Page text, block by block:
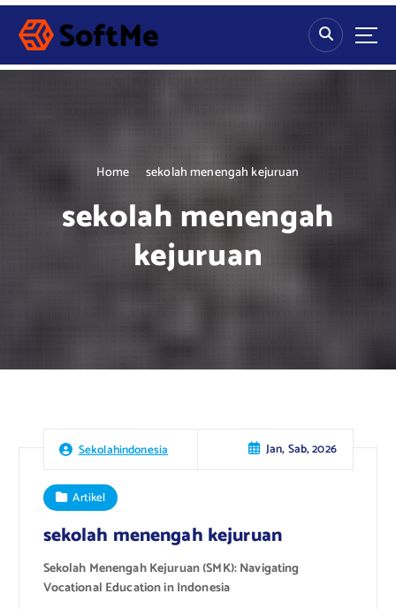
S
p
Home sekolah menengah kejuruan
sekolah menengah
kejuruan
Sekolahindonesia Jan, Sab, 2026
Artikel
sekolah menengah kejuruan
Sekolah Menengah Kejuruan (SMK): Navigating
Vocational Education in Indonesia